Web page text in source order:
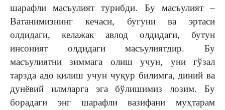
шарафли масъулият турибди. Бу масъулият –
Ватанимизнинг кечаси, бугуни ва эртаси
олдидаги, келажак авлод олдидаги, бутун
инсоният олдидаги масъулиятдир. Бу
масъулиятни зиммага олиш учун, уни гўзал
тарзда адо қилиш учун чуқур билимга, диний ва
дунёвий илмларга эга бўлишимиз лозим. Бу
борадаги энг шарафли вазифани муҳтарам